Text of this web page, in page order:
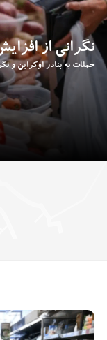
نگرانی‌ از
حملات به بنادر اوکراین و